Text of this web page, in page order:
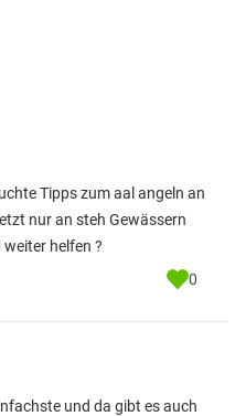
Tipps zum aal angeln an
nur an steh Gewässern
helfen ?
0
und da gibt es auch